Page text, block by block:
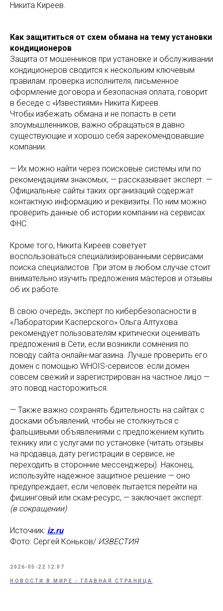
Никита Киреев.
Как защититься от схем обмана на тему установки
кондиционеров
Защита от мошенников при установке и обслуживании
кондиционеров сводится к нескольким ключевым
правилам: проверка исполнителя, письменное
оформление договора и безопасная оплата, говорит
в беседе с «Известиями» Никита Киреев.
Чтобы избежать обмана и не попасть в сети
злоумышленников, важно обращаться в давно
существующие и хорошо себя зарекомендовавшие
компании.
— Их можно найти через поисковые системы или по
рекомендациям знакомых, — рассказывает эксперт. —
Официальные сайты таких организаций содержат
контактную информацию и реквизиты. По ним можно
проверить данные об истории компании на сервисах
ФНС.
Кроме того, Никита Киреев советует
воспользоваться специализированными сервисами
поиска специалистов. При этом в любом случае стоит
внимательно изучить предложения мастеров и отзывы
об их работе.
В свою очередь, эксперт по кибербезопасности в
«Лаборатории Касперского» Ольга Алтухова
рекомендует пользователям критически оценивать
предложения в Сети, если возникли сомнения по
поводу сайта онлайн-магазина. Лучше проверить его
домен с помощью WHOIS-сервисов: если домен
совсем свежий и зарегистрирован на частное лицо —
это повод насторожиться.
— Также важно сохранять бдительность на сайтах с
досками объявлений, чтобы не столкнуться с
фальшивыми объявлениями с предложением купить
технику или с услугами по установке (читать отзывы
на продавца, дату регистрации в сервисе, не
переходить в сторонние мессенджеры). Наконец,
используйте надежное защитное решение — оно
предупреждает, если человек пытается перейти на
фишинговый или скам-ресурс, — заключает эксперт.
(в сокращении)
Источник: iz.ru
Фото: Сергей Коньков/ ИЗВЕСТИЯ
2026-05-22 12:07
НОВОСТИ В МИРЕ - ГЛАВНАЯ СТРАНИЦА